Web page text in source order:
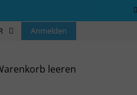
KONTAKT FAQ
Anmelden
leeren